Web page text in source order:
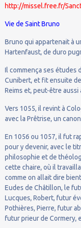
http://missel.free.fr/
Vie de Saint Bruno
Bruno qui appartenait à
Hartenfaust, de duro
Il commença ses études
Cunibert, et fit ensuite
Reims et, peut-être aussi
Vers 1055, il revint à
avec la Prêtrise, un
En 1056 ou 1057, il fut
pour y devenir, avec le
philosophie et de
cette chaire, où il
comme on allait dire
Eudes de Châtillon, le
Lucques, Robert, futur
Pothières, Pierre, futur
futur prieur de Cormery,